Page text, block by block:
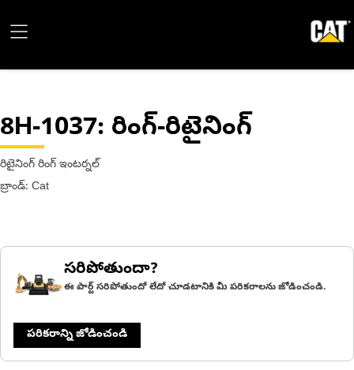
8H-1037: రింగ్-రిటైనింగ్
రిటైనింగ్ రింగ్ ఇంటర్నల్
బ్రాండ్: Cat
సరిపోతుందా?
ఈ పార్ట్ సరిపోతుందో లేదో చూడటానికి మీ పరికరాలను జోడించండి.
పరికరాన్ని జోడించండి